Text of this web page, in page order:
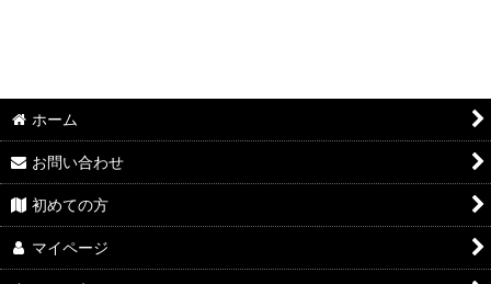
ホーム
お問い合わせ
初めての方
マイページ